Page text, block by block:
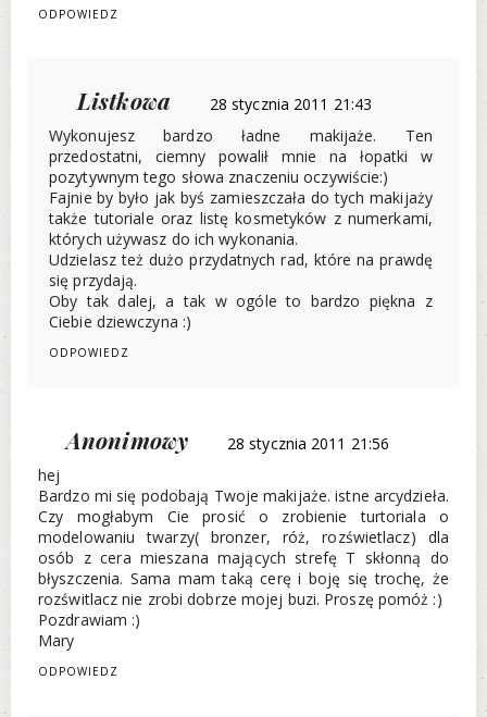
ODPOWIEDZ
Listkowa
28 stycznia 2011 21:43
Wykonujesz bardzo ładne makijaże. Ten
przedostatni, ciemny powalił mnie na łopatki w
pozytywnym tego słowa znaczeniu oczywiście:)
Fajnie by było jak byś zamieszczała do tych makijaży
także tutoriale oraz listę kosmetyków z numerkami,
których używasz do ich wykonania.
Udzielasz też dużo przydatnych rad, które na prawdę
się przydają.
Oby tak dalej, a tak w ogóle to bardzo piękna z
Ciebie dziewczyna :)
ODPOWIEDZ
Anonimowy
28 stycznia 2011 21:56
hej
Bardzo mi się podobają Twoje makijaże. istne arcydzieła.
Czy mogłabym Cie prosić o zrobienie turtoriala o
modelowaniu twarzy( bronzer, róż, rozświetlacz) dla
osób z cera mieszana mających strefę T skłonną do
błyszczenia. Sama mam taką cerę i boję się trochę, że
rozświtlacz nie zrobi dobrze mojej buzi. Proszę pomóż :)
Pozdrawiam :)
Mary
ODPOWIEDZ